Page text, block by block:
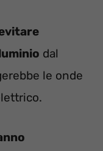
dal
le onde